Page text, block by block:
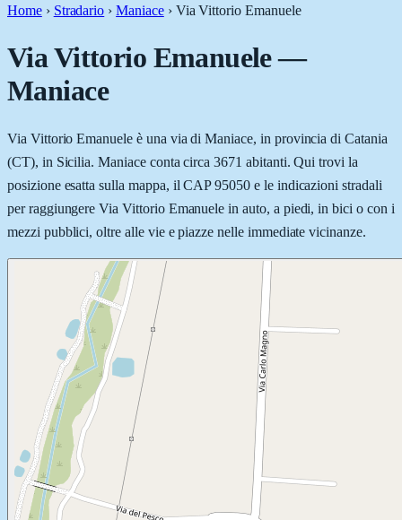
Home › Stradario › Maniace › Via Vittorio Emanuele
Via Vittorio Emanuele—
Maniace
Via Vittorio Emanuele è una via di Maniace, in provincia di Catania
(CT), in Sicilia. Maniace conta circa 3671 abitanti. Qui trovi la
posizione esatta sulla mappa, il CAP 95050 e le indicazioni stradali
per raggiungere Via Vittorio Emanuele in auto, a piedi, in bici o con i
mezzi pubblici, oltre alle vie e piazze nelle immediate vicinanze.